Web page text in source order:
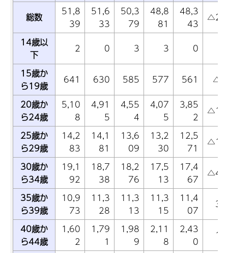
総数
51,8
39
51,6
33
50,3
79
48,8
81
48,3
43
14歳以
下
2 0 3 3 0
15歳か
ら19歳
641 630 585 577 561
20歳か
ら24歳
5,10
8
4,91
5
4,55
4
4,07
5
3,85
2
25歳か
ら29歳
14,2
83
14,1
81
13,6
09
13,2
30
12,5
71
30歳か
ら34歳
19,1
92
18,7
38
18,2
76
17,5
13
17,4
67
35歳か
ら39歳
10,9
73
11,3
28
11,3
13
11,3
15
11,4
07
40歳か
ら44歳
1,60
2
1,79
1
1,98
9
2,11
8
2,43
0